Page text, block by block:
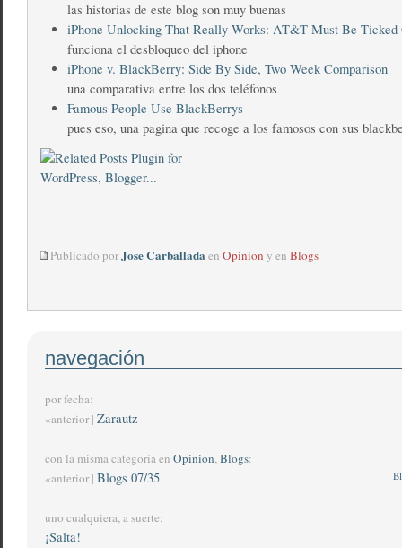
las historias de este blog son muy buenas
iPhone Unlocking That Really Works: AT&T Must Be Ticked
funciona el desbloqueo del iphone
iPhone v. BlackBerry: Side By Side, Two Week Comparison
una comparativa entre los dos teléfonos
Famous People Use BlackBerrys
pues eso, una pagina que recoge a los famosos con sus
Publicado porJose Carballadaen Opinion y en Blogs
navegación
por fecha:
«anterior | Zarautz
con la misma categoría en Opinion,Blogs:
«anterior | Blogs 07/35
uno cualquiera, a suerte:
¡Salta!